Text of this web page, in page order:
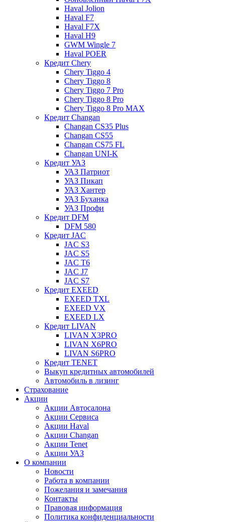
Haval Jolion
Haval F7
Haval F7X
Haval H9
GWM Wingle 7
Haval POER
Кредит Chery
Chery Tiggo 4
Chery Tiggo 8
Chery Tiggo 7 Pro
Chery Tiggo 8 Pro
Chery Tiggo 8 Pro MAX
Кредит Changan
Changan CS35 Plus
Changan CS55
Changan CS75 FL
Changan UNI-K
Кредит УАЗ
УАЗ Патриот
УАЗ Пикап
УАЗ Хантер
УАЗ Буханка
УАЗ Профи
Кредит DFM
DFM 580
Кредит JAC
JAC S3
JAC S5
JAC T6
JAC J7
JAC S7
Кредит EXEED
EXEED TXL
EXEED VX
EXEED LX
Кредит LIVAN
LIVAN X3PRO
LIVAN X6PRO
LIVAN S6PRO
Кредит TENET
Выкуп кредитных автомобилей
Автомобиль в лизинг
Страхование
Акции
Акции Автосалона
Акции Сервиса
Акции Haval
Акции Changan
Акции Tenet
Акции УАЗ
О компании
Новости
Работа в компании
Пожелания и замечания
Контакты
Правовая информация
Политика конфиденциальности